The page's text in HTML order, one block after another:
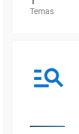
Temas